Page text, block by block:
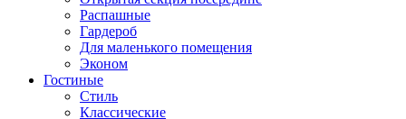
Распашные
Гардероб
Для маленького помещения
Эконом
Гостиные
Стиль
Классические